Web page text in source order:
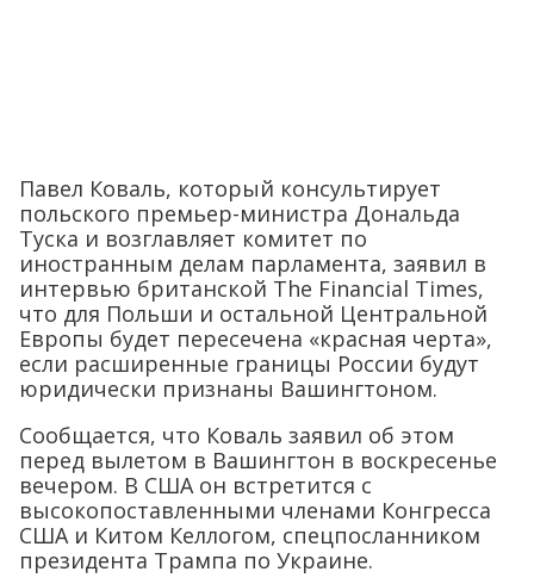
интервью британской The Financial Times,
что для Польши и остальной Центральной
Европы будет пересечена «красная черта»,
если расширенные границы России будут
юридически признаны Вашингтоном.
Сообщается, что Коваль заявил об этом
перед вылетом в Вашингтон в воскресенье
вечером. В США он встретится с
высокопоставленными членами Конгресса
США и Китом Келлогом, спецпосланником
президента Трампа по Украине.